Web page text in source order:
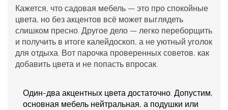
Кажется, что садовая мебель — это про спокойные
цвета, но без акцентов всё может выглядеть
слишком пресно. Другое дело — легко переборщить
и получить в итоге калейдоскоп, а не уютный уголок
для отдыха. Вот парочка проверенных советов, как
добавить цвета и не попасть впросак.
Один-два акцентных цвета достаточно. Допустим,
основная мебель нейтральная, а подушки или